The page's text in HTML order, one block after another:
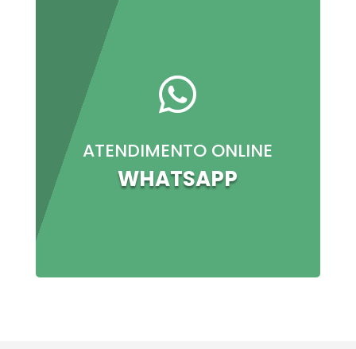

ATENDIMENTO ONLINE
WHATSAPP